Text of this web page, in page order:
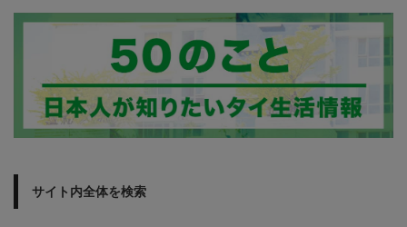
サイト内全体を検索